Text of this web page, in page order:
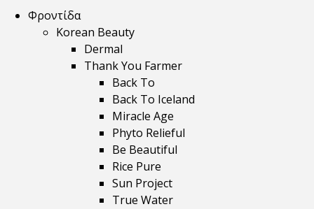
Φροντίδα
Korean Beauty
Dermal
Thank You Farmer
Back To
Back To Iceland
Miracle Age
Phyto Relieful
Be Beautiful
Rice Pure
Sun Project
True Water